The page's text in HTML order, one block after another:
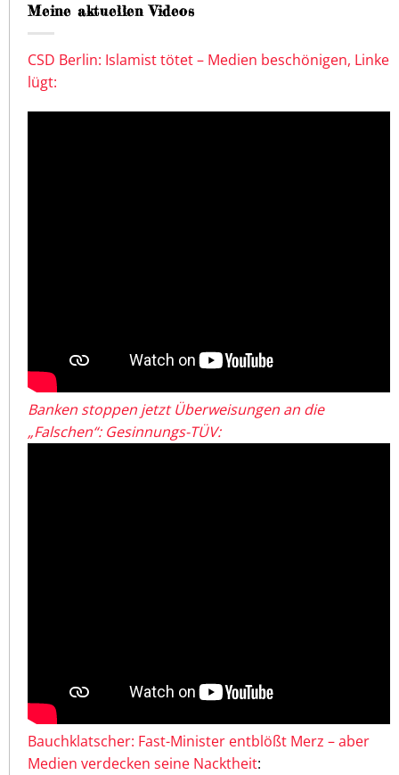
Meine aktuellen Videos
CSD Berlin: Islamist tötet – Medien beschönigen, Linke
lügt:
Banken stoppen jetzt Überweisungen an die
„Falschen“: Gesinnungs-TÜV:
Bauchklatscher: Fast-Minister entblößt Merz – aber
Medien verdecken seine Nacktheit: